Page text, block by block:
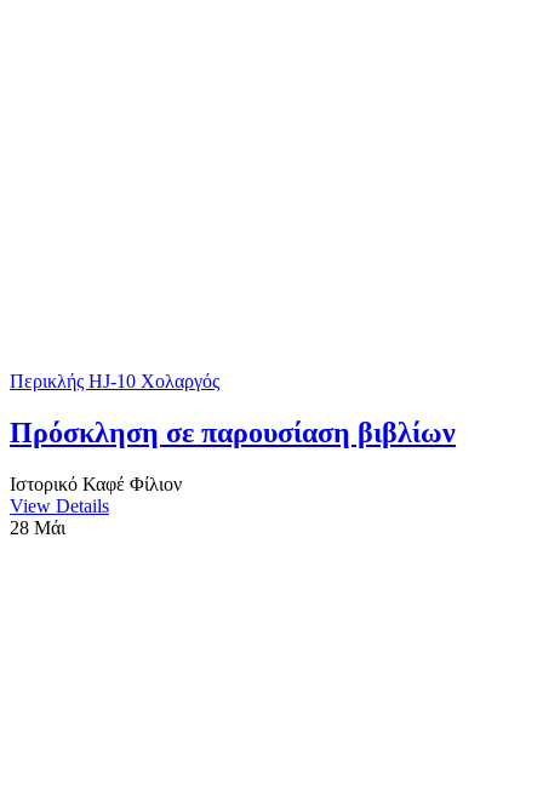
Περικλής HJ-10 Χολαργός
Πρόσκληση σε παρουσίαση βιβλίων
Ιστορικό Καφέ Φίλιον
View Details
28 Μάι